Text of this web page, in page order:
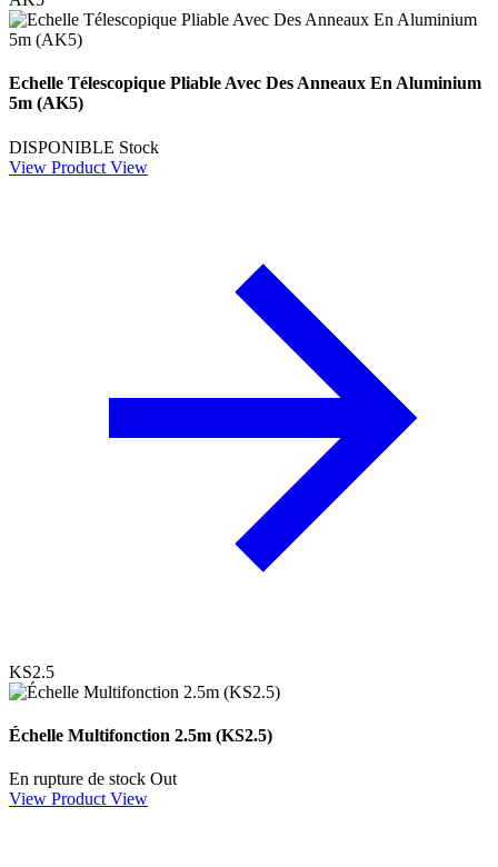
Echelle Télescopique Pliable Avec Des Anneaux En Aluminium
5m (AK5)
DISPONIBLE Stock
View Product View
KS2.5
Échelle Multifonction 2.5m (KS2.5)
En rupture de stock Out
View Product View